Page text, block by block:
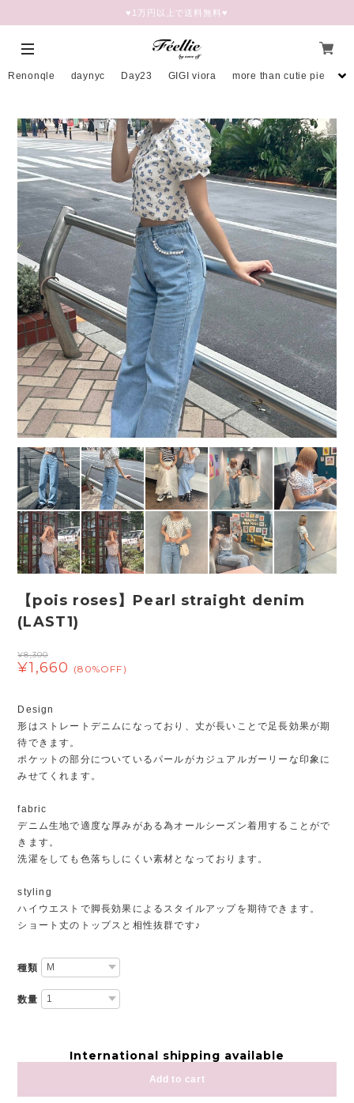
♥︎1万円以上で送料無料♥
Renonqle daynyc Day23 GIGI viora more than cutie pie
【pois roses】Pearl straight denim
(LAST1)
¥8,300
¥1,660 (80%OFF)
Design
形はストレートデニムになっており、丈が長いことで足長効果が期
待できます。
ポケットの部分についているパールがカジュアルガーリーな印象に
みせてくれます。
fabric
デニム生地で適度な厚みがある為オールシーズン着用することがで
きます。
洗濯をしても色落ちしにくい素材となっております。
styling
ハイウエストで脚長効果によるスタイルアップを期待できます。
ショート丈のトップスと相性抜群です♪
種類
数量
International shipping available
Add to cart